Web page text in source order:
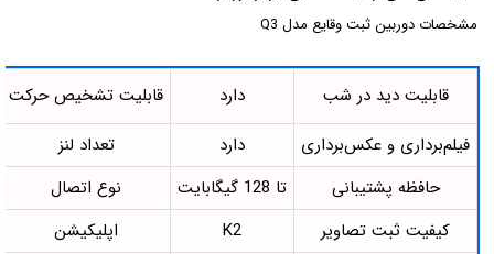
مشخصات دوربین ثبت وقایع مدل Q3
قابلیت دید در شب دارد
قابلیت تشخیص حرکت
فیلم‌برداری و عکس‌برداری
دارد
تعداد لنز
حافظه پشتیبانی
تا 128 گیگابایت
نوع اتصال
کیفیت ثبت تصاویر
K2
اپلیکیشن